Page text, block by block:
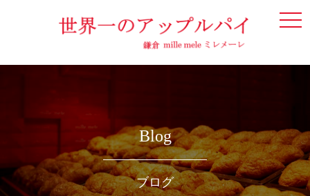
Blog
ブログ